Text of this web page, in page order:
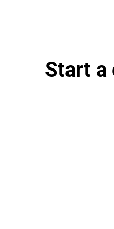
Start a